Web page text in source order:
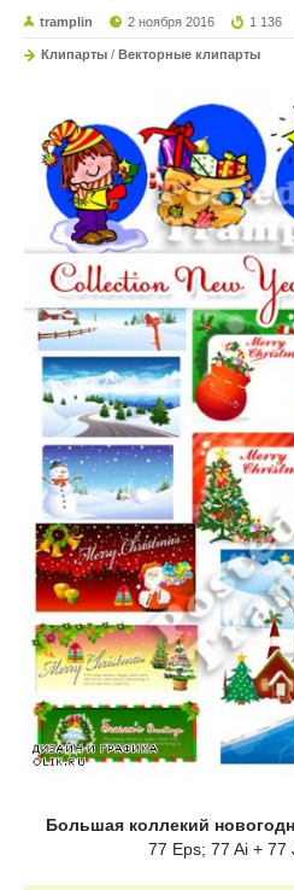
tramplin 2 ноября 2016 1 136
Клипарты / Векторные клипарты
Большая коллекий
77 Eps; 77 Ai + 77